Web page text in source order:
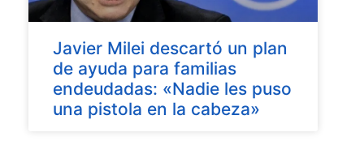
Javier Milei descartó un plan
de ayuda para familias
endeudadas: «Nadie les puso
una pistola en la cabeza»